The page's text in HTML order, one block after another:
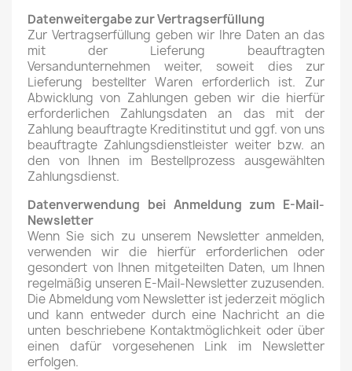
Datenweitergabe zur Vertragserfüllung
Zur Vertragserfüllung geben wir Ihre Daten an das
mit der Lieferung beauftragten
Versandunternehmen weiter, soweit dies zur
Lieferung bestellter Waren erforderlich ist. Zur
Abwicklung von Zahlungen geben wir die hierfür
erforderlichen Zahlungsdaten an das mit der
Zahlung beauftragte Kreditinstitut und ggf. von uns
beauftragte Zahlungsdienstleister weiter bzw. an
den von Ihnen im Bestellprozess ausgewählten
Zahlungsdienst.
Datenverwendung bei Anmeldung zum E-Mail-
Newsletter
Wenn Sie sich zu unserem Newsletter anmelden,
verwenden wir die hierfür erforderlichen oder
gesondert von Ihnen mitgeteilten Daten, um Ihnen
regelmäßig unseren E-Mail-Newsletter zuzusenden.
Die Abmeldung vom Newsletter ist jederzeit möglich
und kann entweder durch eine Nachricht an die
unten beschriebene Kontaktmöglichkeit oder über
einen dafür vorgesehenen Link im Newsletter
erfolgen.